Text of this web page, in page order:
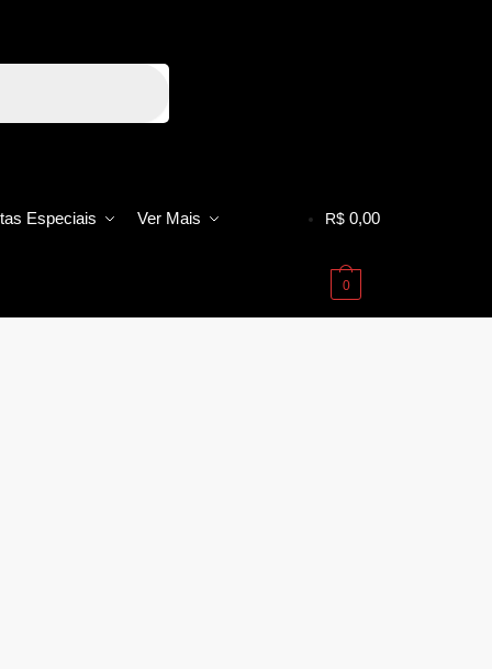
Especiais Ver Mais R$0,00
0